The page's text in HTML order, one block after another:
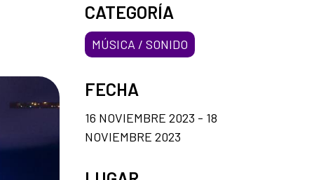
CATEGORÍA
MÚSICA / SONIDO
FECHA
16 NOVIEMBRE 2023 - 18
NOVIEMBRE 2023